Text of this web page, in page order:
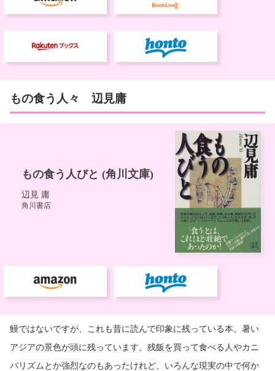
もの食う人々 辺見庸
鰻ではないですが、これも昔に読んで印象に残っている本。暑い
アジアの景色が頭に残っています。残飯を買って食べる人やカニ
バリズムとか強烈なのもあったけれど、いろんな現実の中で何か